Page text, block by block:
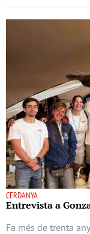
CERDANYA
Entrevista a
Fa més de trenta